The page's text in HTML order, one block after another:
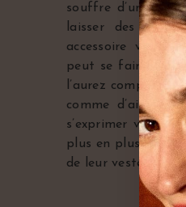
souffre d’une
laisser des
accessoire vous
peut se faire
l’aurez compris, la
comme
s’exprimer votre
plus en plus
de leur veste...